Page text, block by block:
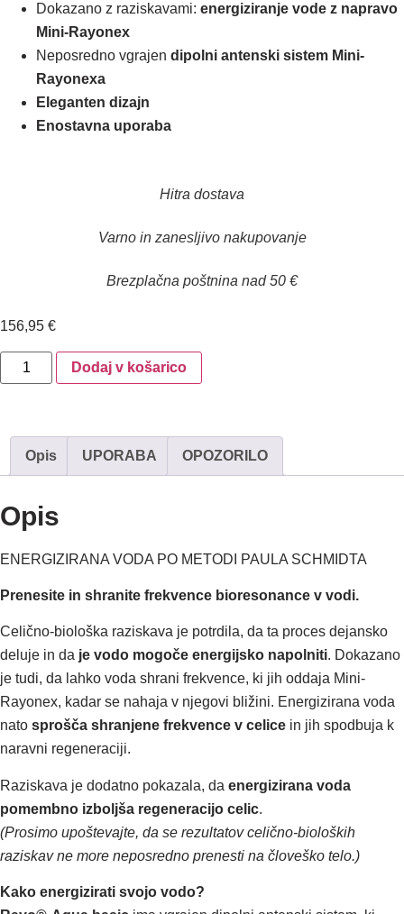
Dokazano z raziskavami: energiziranje vode z napravo
Mini-Rayonex
Neposredno vgrajen dipolni antenski sistem Mini-
Rayonexa
Eleganten dizajn
Enostavna uporaba
Hitra dostava
Varno in zanesljivo nakupovanje
Brezplačna poštnina nad 50 €
156,95 €
Dodaj v košarico
Opis UPORABA OPOZORILO
Opis
ENERGIZIRANA VODA PO METODI PAULA SCHMIDTA
Prenesite in shranite frekvence bioresonance v vodi.
Celično-biološka raziskava je potrdila, da ta proces dejansko
deluje in da je vodo mogoče energijsko napolniti. Dokazano
je tudi, da lahko voda shrani frekvence, ki jih oddaja Mini-
Rayonex, kadar se nahaja v njegovi bližini. Energizirana voda
nato sprošča shranjene frekvence v celice in jih spodbuja k
naravni regeneraciji.
Raziskava je dodatno pokazala, da energizirana voda
pomembno izboljša regeneracijo celic.
(Prosimo upoštevajte, da se rezultatov celično-bioloških
raziskav ne more neposredno prenesti na človeško telo.)
Kako energizirati svojo vodo?